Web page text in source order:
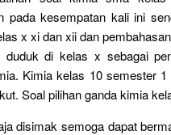
pada kesempatan kali ini
x xi dan xii dan
di kelas x sebagai
Kimia kelas 10 semester
Soal pilihan ganda kimia
disimak semoga dapat